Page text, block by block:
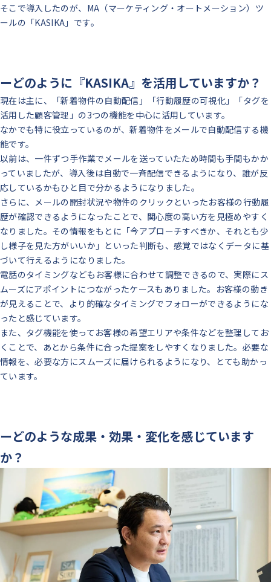
そこで導入したのが、MA（マーケティング・オートメーション）ツ
ールの「KASIKA」です。
ーどのように『KASIKA』を活用していますか？
現在は主に、「新着物件の自動配信」「行動履歴の可視化」「タグを
活用した顧客管理」の3つの機能を中心に活用しています。
なかでも特に役立っているのが、新着物件をメールで自動配信する機
能です。
以前は、一件ずつ手作業でメールを送っていたため時間も手間もかか
っていましたが、導入後は自動で一斉配信できるようになり、誰が反
応しているかもひと目で分かるようになりました。
さらに、メールの開封状況や物件のクリックといったお客様の行動履
歴が確認できるようになったことで、関心度の高い方を見極めやすく
なりました。その情報をもとに「今アプローチすべきか、それとも少
し様子を見た方がいいか」といった判断も、感覚ではなくデータに基
づいて行えるようになりました。
電話のタイミングなどもお客様に合わせて調整できるので、実際にス
ムーズにアポイントにつながったケースもありました。お客様の動き
が見えることで、より的確なタイミングでフォローができるようにな
ったと感じています。
また、タグ機能を使ってお客様の希望エリアや条件などを整理してお
くことで、あとから条件に合った提案をしやすくなりました。必要な
情報を、必要な方にスムーズに届けられるようになり、とても助かっ
ています。
ーどのような成果・効果・変化を感じています
か？